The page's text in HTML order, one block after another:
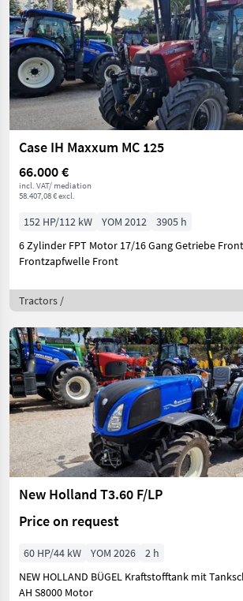
Case IH Maxxum MC 125
66.000 €
incl. VAT/ mediation
58.407,08 € excl.
152 HP/112 kW YOM 2012
3905 h
6 Zylinder FPT Motor 17/16 Gang Getriebe
Frontzapfwelle Front
Tractors /
New Holland T3.60 F/LP
Price on request
60 HP/44 kW YOM 2026
2 h
NEW HOLLAND BÜGEL Kraftstofftank mit
AH S8000 Motor